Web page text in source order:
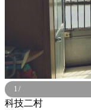
1/
科技二村